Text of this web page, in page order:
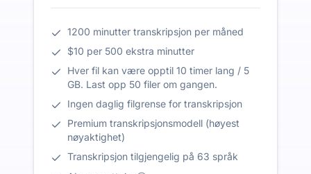
1200 minutter transkripsjon per måned
$10 per 500 ekstra minutter
Hver fil kan være opptil 10 timer lang / 5
GB. Last opp 50 filer om gangen.
Ingen daglig filgrense for transkripsjon
Premium transkripsjonsmodell (høyest
nøyaktighet)
Transkripsjon tilgjengelig på 63 språk